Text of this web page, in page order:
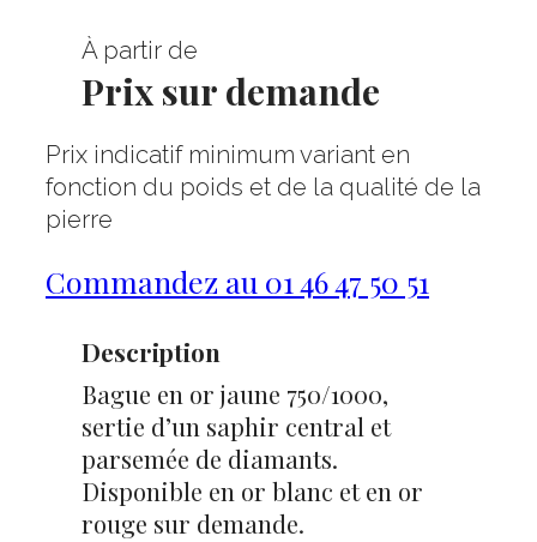
À partir de
Prix sur demande
Prix indicatif minimum variant en
fonction du poids et de la qualité de la
pierre
Commandez au 01 46 47 50 51
Description
Bague en or jaune 750/1000,
sertie d’un saphir central et
parsemée de diamants.
Disponible en or blanc et en or
rouge sur demande.